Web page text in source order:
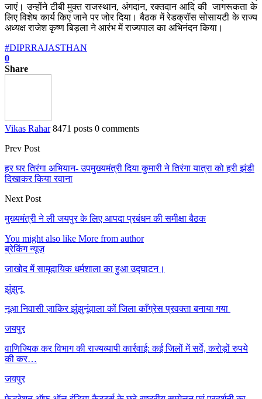
जाएं। उन्होंने टीबी मुक्त राजस्थान, अंगदान, रक्तदान आदि की जागरूकता के
लिए विशेष कार्य किए जाने पर जोर दिया। बैठक में रेडक्रॉस सोसायटी के राज्य
अध्यक्ष राजेश कृष्ण बिड़ला ने आरंभ में राज्यपाल का अभिनंदन किया।
#DIPRRAJASTHAN
0
Share
Vikas Rahar 8471 posts 0 comments
Prev Post
हर घर तिरंगा अभियान- उपमुख्यमंत्री दिया कुमारी ने तिरंगा यात्रा को हरी झंडी
दिखाकर किया रवाना
Next Post
मुख्यमंत्री ने ली जयपुर के लिए आपदा प्रबंधन की समीक्षा बैठक
You might also like More from author
ब्रेकिंग न्यूज़
जाखोद में सामूदायिक धर्मशाला का हुआ उद्घाटन।
झुंझुनू
नूआ निवासी ज़ाकिर झुंझुनूंवाला कों जिला काँग्रेस प्रवक्ता बनाया गया
जयपुर
वाणिज्यिक कर विभाग की राज्यव्यापी कार्रवाई: कई जिलों में सर्वे, करोड़ों रुपये
की कर…
जयपुर